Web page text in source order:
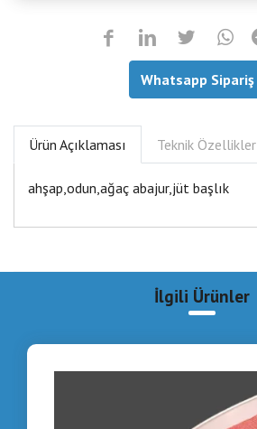
Whatsapp Sipariş
Ürün Açıklaması Teknik Özellikler
ahşap,odun,ağaç abajur,jüt başlık
İlgili Ürünler